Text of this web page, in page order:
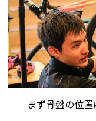
まず骨盤の位